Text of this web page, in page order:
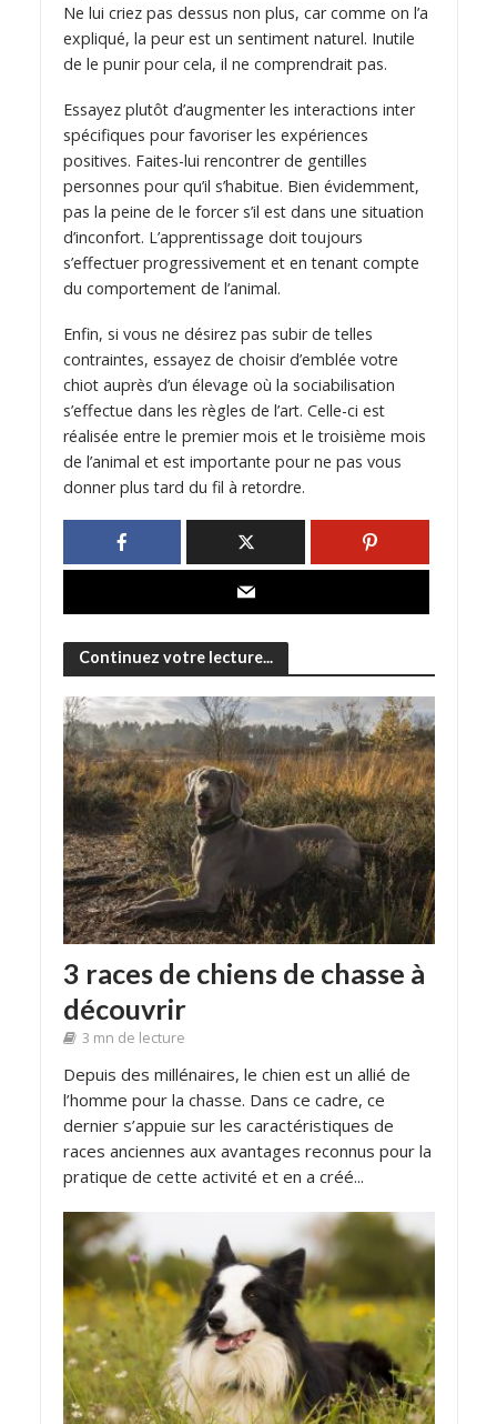
Ne lui criez pas dessus non plus, car comme on l’a
expliqué, la peur est un sentiment naturel. Inutile
de le punir pour cela, il ne comprendrait pas.
Essayez plutôt d’augmenter les interactions inter
spécifiques pour favoriser les expériences
positives. Faites-lui rencontrer de gentilles
personnes pour qu’il s’habitue. Bien évidemment,
pas la peine de le forcer s’il est dans une situation
d’inconfort. L’apprentissage doit toujours
s’effectuer progressivement et en tenant compte
du comportement de l’animal.
Enfin, si vous ne désirez pas subir de telles
contraintes, essayez de choisir d’emblée votre
chiot auprès d’un élevage où la sociabilisation
s’effectue dans les règles de l’art. Celle-ci est
réalisée entre le premier mois et le troisième mois
de l’animal et est importante pour ne pas vous
donner plus tard du fil à retordre.
Continuez votre lecture...
3 races de chiens de chasse à
découvrir
3 mn de lecture
Depuis des millénaires, le chien est un allié de
l’homme pour la chasse. Dans ce cadre, ce
dernier s’appuie sur les caractéristiques de
races anciennes aux avantages reconnus pour la
pratique de cette activité et en a créé...